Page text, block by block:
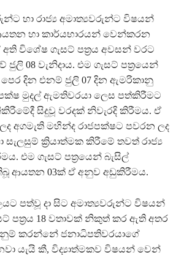
හා රාජ්‍ය අමාත්‍යවරුන්ට විෂයන්
හා කාර්යභාරයන් වෙන්කරන
විශේෂ ගැසට් පත්‍රය අවසන් වරට
08 වැනිදාය. එම ගැසට් පත්‍රයෙන්
දින එනම් ජුලි 07 දින ඇමරිකානු
මුදල් ඇමතිවරයා ලෙස පත්කිරීමට
සිදුවූ වරදක් නිවැරදි කිරීමය. ඒ
අගමැති මහින්ද රාජපක්ෂට පවරන ලද
සැලසුම් ක්‍රියාත්මක කිරීමේ තවත් රාජ්‍ය
එම ගැසට් පත්‍රයෙන් බැසිල්
ආයතන 03ක් ඒ අනුව අඩුකිරීමය.
පත්වූ දා සිට අමාත්‍යවරුන්ට විෂයන්
පත්‍රය 18 වතාවක් නිකුත් කර ඇති අතර
කරන්නේ ජනාධිපතිවරයාගේ
යැයි කී, විද්‍යාත්මකව විෂයන් වෙන්